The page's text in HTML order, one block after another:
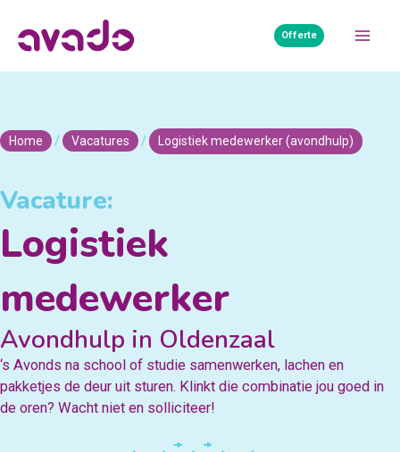
naar
inhoud
Offerte
Home / Vacatures / Logistiek medewerker (avondhulp)
Vacature:
Logistiek
medewerker
Avondhulp in Oldenzaal
‘s Avonds na school of studie samenwerken, lachen en
pakketjes de deur uit sturen. Klinkt die combinatie jou goed in
de oren? Wacht niet en solliciteer!